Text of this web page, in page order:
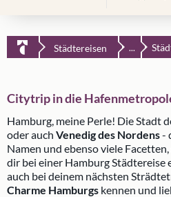
Städtereisen ...
Citytrip in die
Hamburg, meine Perle! Die Stadt
oder auch Venedig des Nordens-
Namen und ebenso viele
dir bei einer Hamburg Städtereise
auch bei deinem nächsten
Charme Hamburgs kennen und